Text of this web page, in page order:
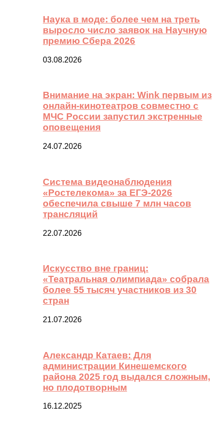
Наука в моде: более чем на треть
выросло число заявок на Научную
премию Сбера 2026
03.08.2026
Внимание на экран: Wink первым из
онлайн-кинотеатров совместно с
МЧС России запустил экстренные
оповещения
24.07.2026
Система видеонаблюдения
«Ростелекома» за ЕГЭ-2026
обеспечила свыше 7 млн часов
трансляций
22.07.2026
Искусство вне границ:
«Театральная олимпиада» собрала
более 55 тысяч участников из 30
стран
21.07.2026
Александр Катаев: Для
администрации Кинешемского
района 2025 год выдался сложным,
но плодотворным
16.12.2025